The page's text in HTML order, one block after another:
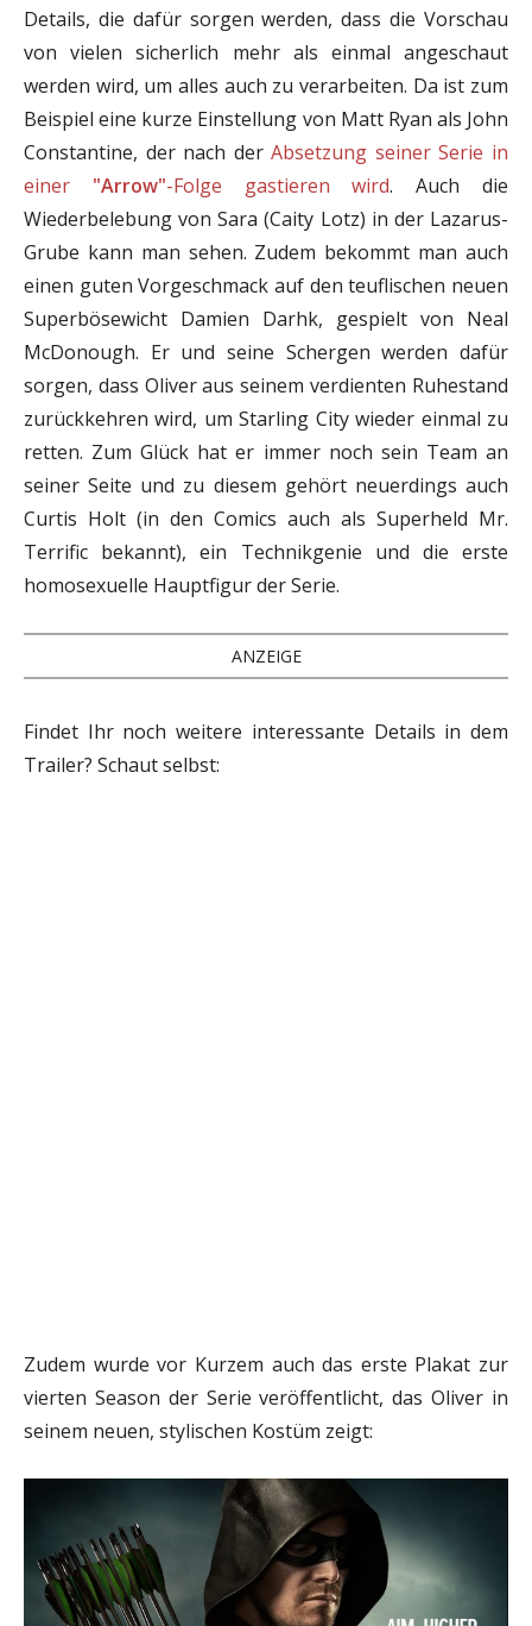
Details, die dafür sorgen werden, dass die Vorschau
von vielen sicherlich mehr als einmal angeschaut
werden wird, um alles auch zu verarbeiten. Da ist zum
Beispiel eine kurze Einstellung von Matt Ryan als John
Constantine, der nach derAbsetzung seiner Serie in
einer "Arrow"-Folge gastieren wird. Auch die
Wiederbelebung von Sara (Caity Lotz) in der Lazarus-
Grube kann man sehen. Zudem bekommt man auch
einen guten Vorgeschmack auf den teuflischen neuen
Superbösewicht Damien Darhk, gespielt von Neal
McDonough. Er und seine Schergen werden dafür
sorgen, dass Oliver aus seinem verdienten Ruhestand
zurückkehren wird, um Starling City wieder einmal zu
retten. Zum Glück hat er immer noch sein Team an
seiner Seite und zu diesem gehört neuerdings auch
Curtis Holt (in den Comics auch als Superheld Mr.
Terrific bekannt), ein Technikgenie und die erste
homosexuelle Hauptfigur der Serie.
ANZEIGE
Findet Ihr noch weitere interessante Details in dem
Trailer? Schaut selbst:
Zudem wurde vor Kurzem auch das erste Plakat zur
vierten Season der Serie veröffentlicht, das Oliver in
seinem neuen, stylischen Kostüm zeigt: